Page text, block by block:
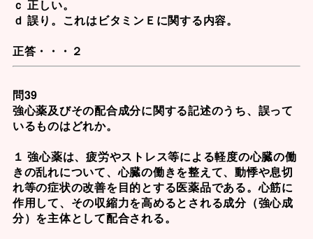
ｃ 正しい。
ｄ 誤り。これはビタミンＥ に関する内容。
正答・・・２
問39
強心薬及びその配合成分に関する記述のうち、誤って
いるものはどれか。
１ 強心薬は、疲労やストレス等による軽度の心臓の働
きの乱れについて、心臓の働きを整えて、動悸や息切
れ等の症状の改善を目的とする医薬品である。心筋に
作用して、その収縮力を高めるとされる成分（強心成
分）を主体として配合される。